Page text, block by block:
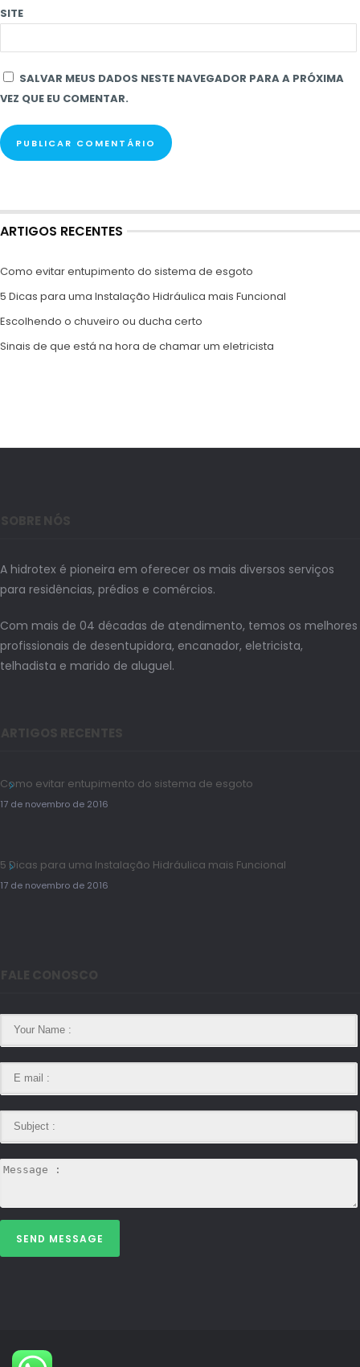
SITE
SALVAR MEUS DADOS NESTE NAVEGADOR PARA A PRÓXIMA
VEZ QUE EU COMENTAR.
ARTIGOS RECENTES
Como evitar entupimento do sistema de esgoto
5 Dicas para uma Instalação Hidráulica mais Funcional
Escolhendo o chuveiro ou ducha certo
Sinais de que está na hora de chamar um eletricista
A hidrotex é pioneira em oferecer os mais diversos serviços
para residências, prédios e comércios.
Com mais de 04 décadas de atendimento, temos os melhores
profissionais de desentupidora, encanador, eletricista,
telhadista e marido de aluguel.
Como evitar entupimento do sistema de esgoto
17 de novembro de 2016
5 Dicas para uma Instalação Hidráulica mais Funcional
17 de novembro de 2016
SEND MESSAGE